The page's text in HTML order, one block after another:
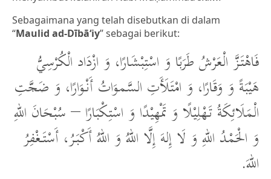
Sebagaimana yang telah disebutkan di dalam
“Maulid ad-Dībā‘iy” sebagai berikut:
فَاهْتَزَّ الْعَرْشُ طَرَبًا وَ اسْتِبْشَارًا، وَ ازْدَاد الْكُرْسِيُّ
هَيْبَةً وَ وَقَارًا، وَ امْتَلَأَتِ السَّموَاتُ أَنْوَارًا، وَ ضَجَّتِ
الْمَلَائِكَةُ تَهْلِيْلًا وَ تَمْهِيْدًا وَ اسْتِكْبَارًا – سُبْحَانَ اللهِ
وَ الْحَمْدُ اللهِ وَ لَا إِلهَ إِلَّا اللهُ وَ اللهُ أَكْبَرُ، أَسْتَغْفِرُ
اللهَ.